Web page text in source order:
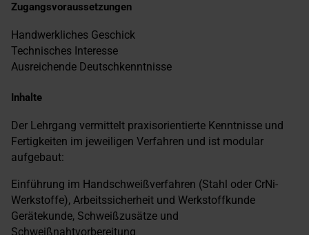
Zugangsvoraussetzungen
Handwerkliches Geschick
Technisches Interesse
Ausreichende Deutschkenntnisse
Inhalte
Der Lehrgang vermittelt praxisorientierte Kenntnisse und
Fertigkeiten im jeweiligen Verfahren und ist modular
aufgebaut:
Einführung im Handschweißverfahren (Stahl oder CrNi-
Werkstoffe), Arbeitssicherheit und Werkstoffkunde
Gerätekunde, Schweißzusätze und
Schweißnahtvorbereitung